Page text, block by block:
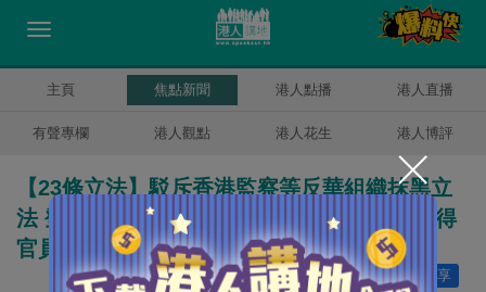
主頁 焦點新聞 港人點播 港人直播
有聲專欄 港人觀點 港人花生 港人博評
【23條立法】駁斥香港監察等反華組織抹黑立
法 鄧炳強：越用黑社會方式恫嚇官員、越顯得
官員做得對
分享
讚好 13